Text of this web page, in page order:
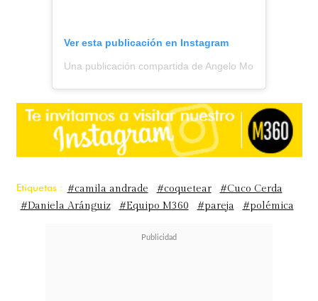
Ver esta publicación en Instagram
Una publicación compartida de Angelo Moreno || Todo
Etiquetas : #camila andrade #coquetear
#Cuco Cerda
#Daniela Aránguiz
#Equipo M360 #pareja #polémica